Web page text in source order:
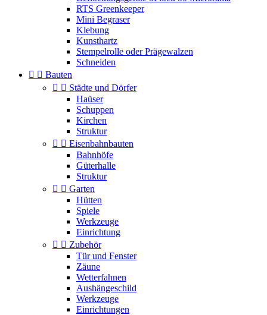
RTS Greenkeeper
Mini Begraser
Klebung
Kunsthartz
Stempelrolle oder Prägewalzen
Schneiden
  Bauten
  Städte und Dörfer
Haüser
Schuppen
Kirchen
Struktur
  Eisenbahnbauten
Bahnhöfe
Güterhalle
Struktur
  Garten
Hütten
Spiele
Werkzeuge
Einrichtung
  Zubehör
Tür und Fenster
Zäune
Wetterfahnen
Aushängeschild
Werkzeuge
Einrichtungen